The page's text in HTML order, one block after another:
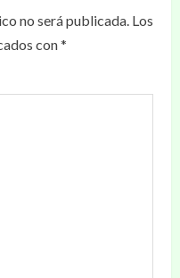
no será publicada. Los
con*